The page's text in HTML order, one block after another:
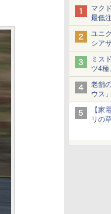
マク
最低
1,500
ユニ
シア
ショ
ミス
ツ4種
老舗
ウス
化、
る。
【家
リの